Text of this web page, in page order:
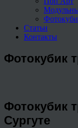
Статьи
Контакты
Фотокубик
Фотокубик
Сургуте